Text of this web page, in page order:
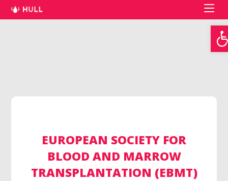
EUROPEAN SOCIETY FOR
BLOOD AND MARROW
TRANSPLANTATION (EBMT)
Open toolbar